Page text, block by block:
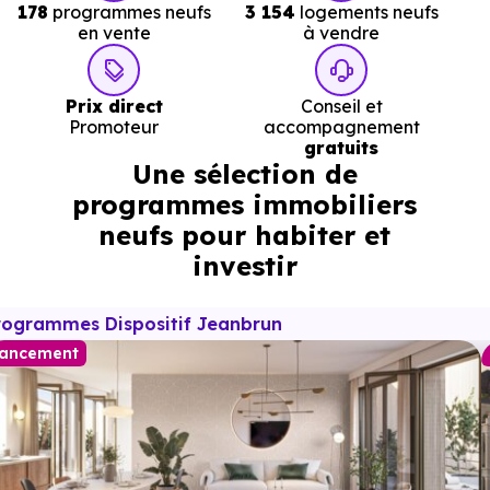
178 programmes neufs
en vente
3 154 logements neufs
à vendre
Prix direct
Promoteur
Conseil et
accompagnement
gratuits
Une sélection de
programmes immobiliers
neufs pour habiter et
investir
Dispositif Jeanbrun